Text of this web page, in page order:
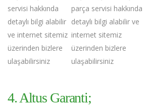
servisi hakkında
detaylı bilgi alabilir
ve internet sitemiz
üzerinden bizlere
ulaşabilirsiniz
parça servisi hakkında
detaylı bilgi alabilir ve
internet sitemiz
üzerinden bizlere
ulaşabilirsiniz
4. Altus Garanti;